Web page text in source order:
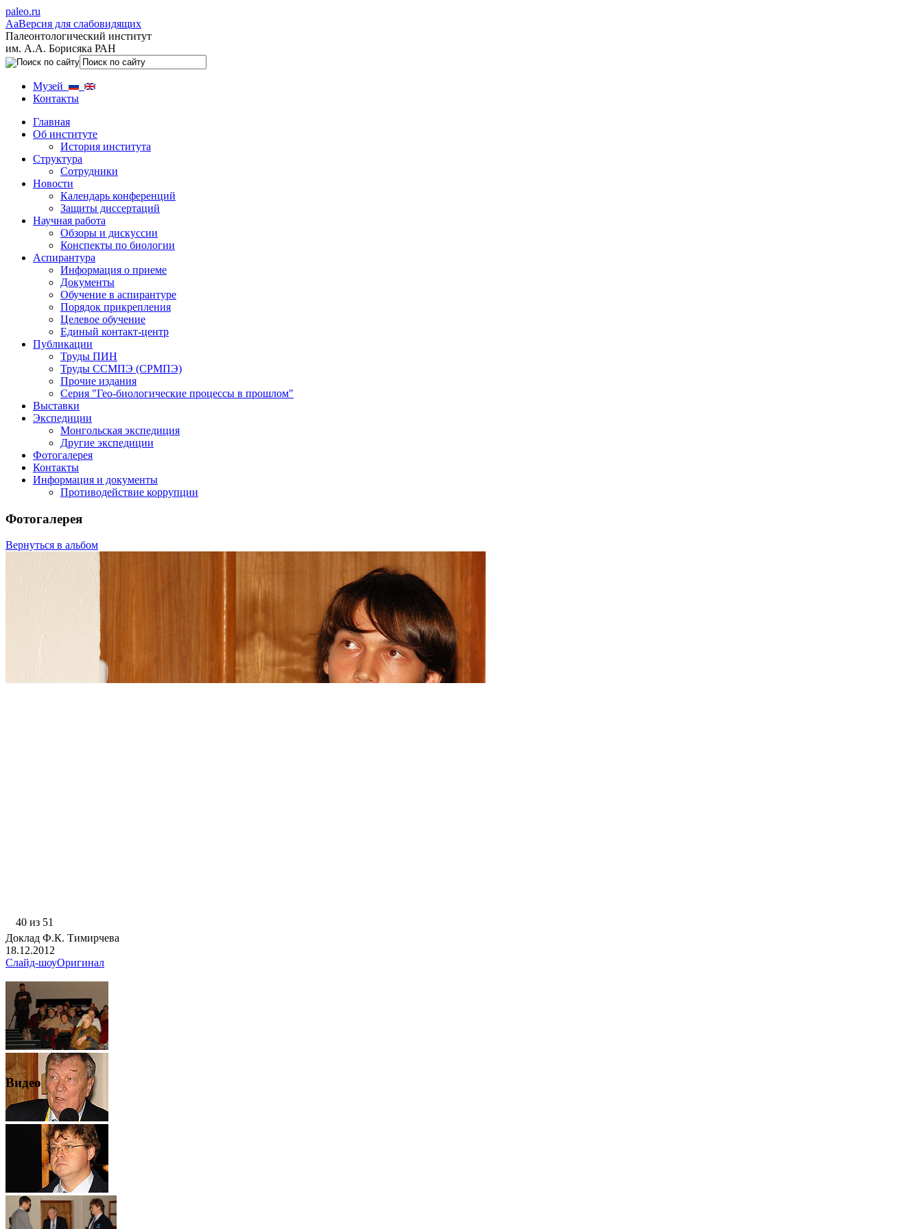
paleo.ru
AaВерсия для слабовидящих
Палеонтологический институт
им. А.А. Борисяка РАН
Музей
Контакты
Главная
Об институте
История института
Структура
Сотрудники
Новости
Календарь конференций
Защиты диссертаций
Научная работа
Обзоры и дискуссии
Конспекты по биологии
Аспирантура
Информация о приеме
Документы
Обучение в аспирантуре
Порядок прикрепления
Целевое обучение
Единый контакт-центр
Публикации
Труды ПИН
Труды ССМПЭ (СРМПЭ)
Прочие издания
Серия "Гео-биологические процессы в прошлом"
Выставки
Экспедиции
Монгольская экспедиция
Другие экспедиции
Фотогалерея
Контакты
Информация и документы
Противодействие коррупции
Фотогалерея
Вернуться в альбом
40 из 51
Доклад Ф.К. Тимирчева
18.12.2012
Слайд-шоуОригинал
Видео